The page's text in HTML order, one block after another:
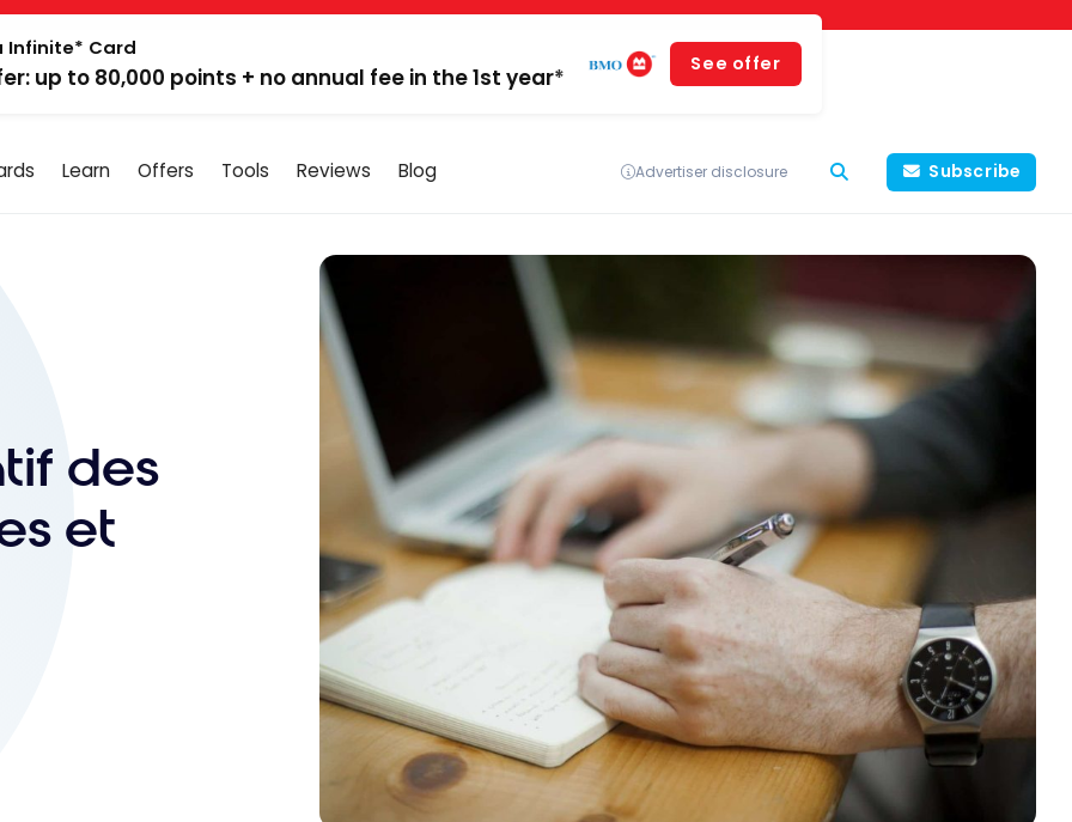
Infinite* Card
up to 80,000 points + no annual fee in the 1st year*
See offer
Learn Offers Tools Reviews Blog Advertiser disclosure Subscribe
des
et